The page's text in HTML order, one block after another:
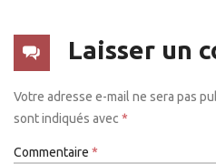
Laisser un
Votre adresse e-mail ne sera pas
sont indiqués avec *
Commentaire *